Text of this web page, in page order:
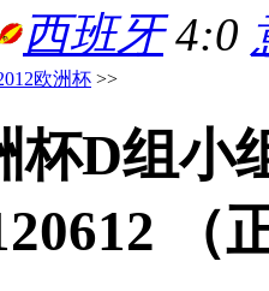
西班牙4:0
欧洲杯 >>
杯D组
（